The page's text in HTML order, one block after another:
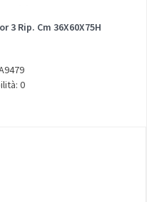
Rip. Cm 36X60X75H
0